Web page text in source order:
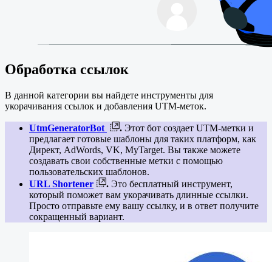
Обработка ссылок
В данной категории вы найдете инструменты для
укорачивания ссылок и добавления UTM-меток.
UtmGeneratorBot . Этот бот создает UTM-метки и
предлагает готовые шаблоны для таких платформ, как
Директ, AdWords, VK, MyTarget. Вы также можете
создавать свои собственные метки с помощью
пользовательских шаблонов.
URL Shortener
. Это бесплатный инструмент,
который поможет вам укорачивать длинные ссылки.
Просто отправьте ему вашу ссылку, и в ответ получите
сокращенный вариант.